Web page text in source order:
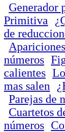
Generador
Primitiva
de
números
calientes
mas salen
Parejas de
Cuartetos
números